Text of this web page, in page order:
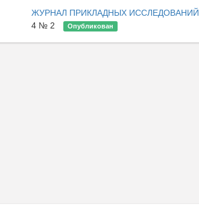
ЖУРНАЛ ПРИКЛАДНЫХ ИССЛЕДОВАНИЙ
4 № 2 Опубликован